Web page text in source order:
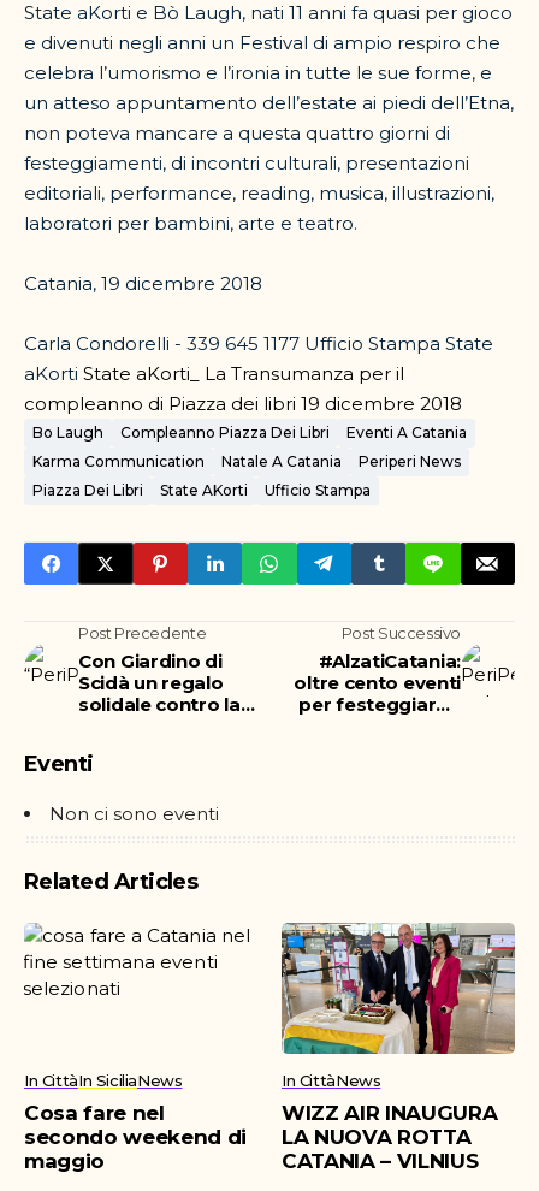
State aKorti e Bò Laugh, nati 11 anni fa quasi per gioco
e divenuti negli anni un Festival di ampio respiro che
celebra l’umorismo e l’ironia in tutte le sue forme, e
un atteso appuntamento dell’estate ai piedi dell’Etna,
non poteva mancare a questa quattro giorni di
festeggiamenti, di incontri culturali, presentazioni
editoriali, performance, reading, musica, illustrazioni,
laboratori per bambini, arte e teatro.
Catania, 19 dicembre 2018
Carla Condorelli - 339 645 1177 Ufficio Stampa State
aKorti State aKorti_ La Transumanza per il
compleanno di Piazza dei libri 19 dicembre 2018
Bo Laugh Compleanno Piazza Dei Libri
Eventi A Catania
Karma Communication
Natale A Catania
Periperi News
Piazza Dei Libri
State AKorti Ufficio Stampa
Post Precedente
Con Giardino di
Scidà un regalo
solidale contro la
Post Successivo
#AlzatiCatania:
oltre cento eventi
per festeggiare il
Eventi
Non ci sono eventi
Related Articles
In CittàIn SiciliaNews
Cosa fare nel
secondo weekend di
maggio
In CittàNews
WIZZ AIR INAUGURA
LA NUOVA ROTTA
CATANIA – VILNIUS